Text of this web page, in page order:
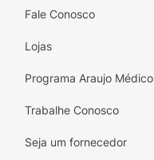
Fale Conosco
Lojas
Programa Araujo Médico
Trabalhe Conosco
Seja um fornecedor